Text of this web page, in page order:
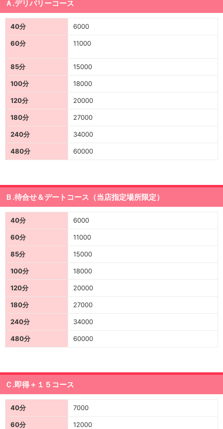
Ａ.デリバリーコース
40分 6000
60分 11000
85分 15000
100分 18000
120分 20000
180分 27000
240分 34000
480分 60000
Ｂ.待合せ＆デートコース（当店指定場所限定）
40分 6000
60分 11000
85分 15000
100分 18000
120分 20000
180分 27000
240分 34000
480分 60000
Ｃ.即得＋１５コース
40分 7000
60分 12000